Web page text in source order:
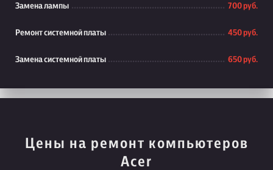
Замена лампы 700 руб.
Ремонт системной платы 450 руб.
Замена системной платы 650 руб.
Цены на ремонт компьютеров
Acer